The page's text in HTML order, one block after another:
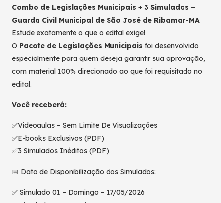
Combo de Legislações Municipais + 3 Simulados –
Guarda Civil Municipal de São José de Ribamar-MA
Estude exatamente o que o edital exige!
O Pacote de Legislações Municipais foi desenvolvido
especialmente para quem deseja garantir sua aprovação,
com material 100% direcionado ao que foi requisitado no
edital.
Você receberá:
✅Videoaulas – Sem Limite De Visualizações
✅E-books Exclusivos (PDF)
✅3 Simulados Inéditos (PDF)
📅 Data de Disponibilização dos Simulados:
✅ Simulado 01 – Domingo – 17/05/2026